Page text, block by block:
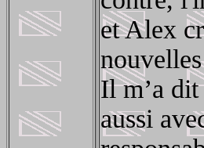
et Alex
Il m’a
aussi